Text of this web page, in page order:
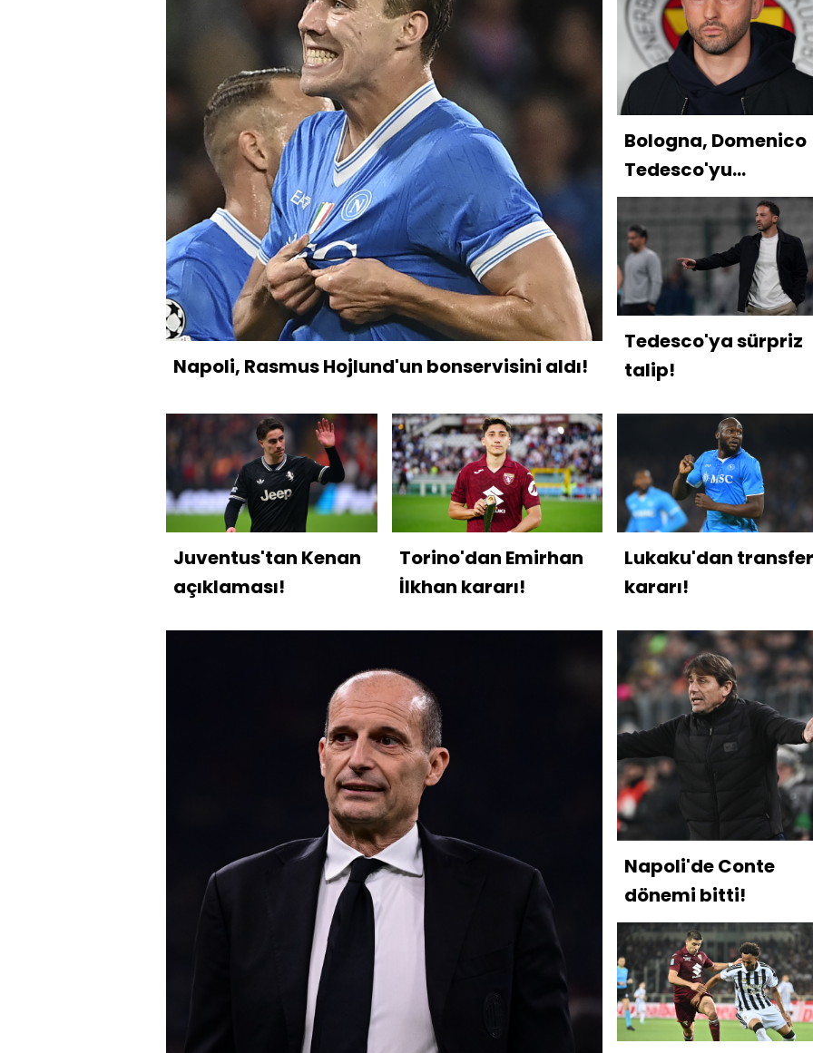
Napoli, Rasmus Hojlund'un bonservisini aldı!
Bologna, Domenico
Tedesco'yu
duyurdu!
Tedesco'ya sürpriz
talip!
Juventus'tan Kenan
açıklaması!
Torino'dan Emirhan
İlkhan kararı!
Lukaku'dan transfer
kararı!
Napoli'de Conte
dönemi bitti!